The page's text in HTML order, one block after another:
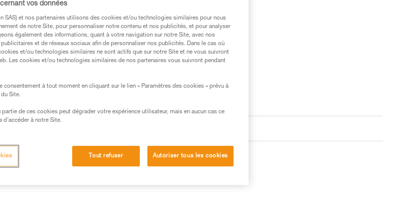
vos données
SAS) et nos partenaires utilisons des cookies et/ou technologies similaires pour nous
de notre Site, pour personnaliser notre contenu et nos publicités, et pour analyser
également des informations, quant à votre navigation sur notre Site, avec nos
et de réseaux sociaux afin de personnaliser nos publicités. Dans le cas où
et/ou technologies similaires ne sont actifs que sur notre Site et ne vous suivront
Les cookies et/ou technologies similaires de nos partenaires vous suivront pendant
consentement à tout moment en cliquant sur le lien « Paramètres des cookies » prévu à
Site.
partie de ces cookies peut dégrader votre expérience utilisateur, mais en aucun cas ce
d’accéder à notre Site.
Tout refuser Autoriser tous les cookies